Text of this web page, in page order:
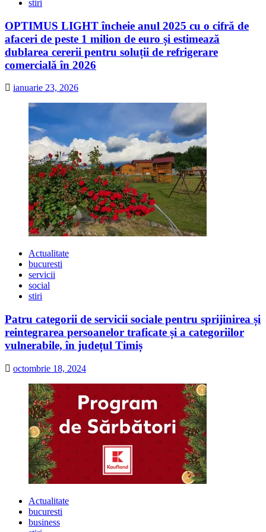
stiri
OPTIMUS LIGHT încheie anul 2025 cu o cifră de
afaceri de peste 1 milion de euro și estimează
dublarea cererii pentru soluții de refrigerare
comercială în 2026
ianuarie 23, 2026
Actualitate
bucuresti
servicii
social
stiri
Patru categorii de servicii sociale pentru sprijinirea și
reintegrarea persoanelor traficate și a categoriilor
vulnerabile, în județul Timiș
octombrie 18, 2024
Actualitate
bucuresti
business